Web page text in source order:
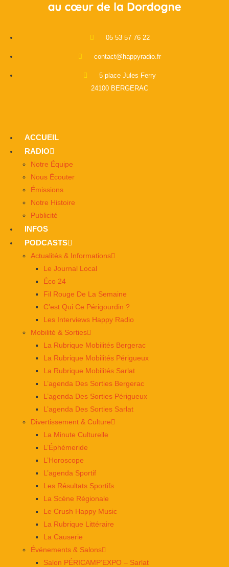
05 53 57 76 22
contact@happyradio.fr
5 place Jules Ferry
24100 BERGERAC
ACCUEIL
RADIO
Notre Équipe
Nous Écouter
Émissions
Notre Histoire
Publicité
INFOS
PODCASTS
Actualités & Informations
Le Journal Local
Éco 24
Fil Rouge De La Semaine
C’est Qui Ce Périgourdin ?
Les Interviews Happy Radio
Mobilité & Sorties
La Rubrique Mobilités Bergerac
La Rubrique Mobilités Périgueux
La Rubrique Mobilités Sarlat
L’agenda Des Sorties Bergerac
L’agenda Des Sorties Périgueux
L’agenda Des Sorties Sarlat
Divertissement & Culture
La Minute Culturelle
L’Éphémeride
L’Horoscope
L’agenda Sportif
Les Résultats Sportifs
La Scène Régionale
Le Crush Happy Music
La Rubrique Littéraire
La Causerie
Événements & Salons
Salon PÉRICAMP’EXPO – Sarlat